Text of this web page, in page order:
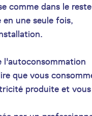
comme dans le reste
une seule fois,
que vous
produite et vous